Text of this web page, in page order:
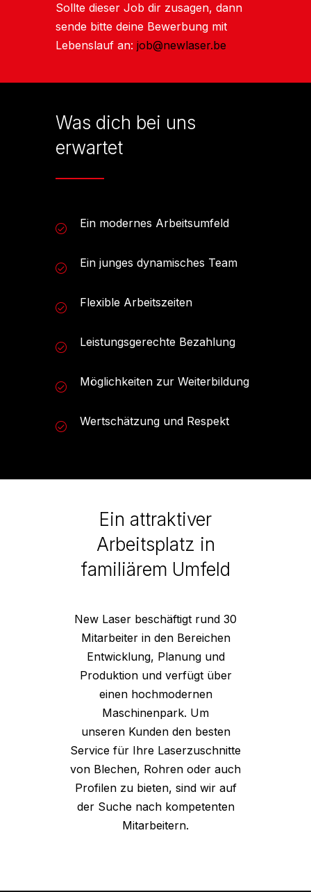
Sollte dieser Job dir zusagen, dann
sende bitte deine Bewerbung mit
Lebenslauf an: job@newlaser.be
Was dich bei uns
erwartet
Ein modernes Arbeitsumfeld
Ein junges dynamisches Team
Flexible Arbeitszeiten
Leistungsgerechte Bezahlung
Möglichkeiten zur Weiterbildung
Wertschätzung und Respekt
Ein attraktiver
Arbeitsplatz in
familiärem Umfeld
New Laser beschäftigt rund 30
Mitarbeiter in den Bereichen
Entwicklung, Planung und
Produktion und verfügt über
einen hochmodernen
Maschinenpark. Um
unseren Kunden den besten
Service für Ihre Laserzuschnitte
von Blechen, Rohren oder auch
Profilen zu bieten, sind wir auf
der Suche nach kompetenten
Mitarbeitern.